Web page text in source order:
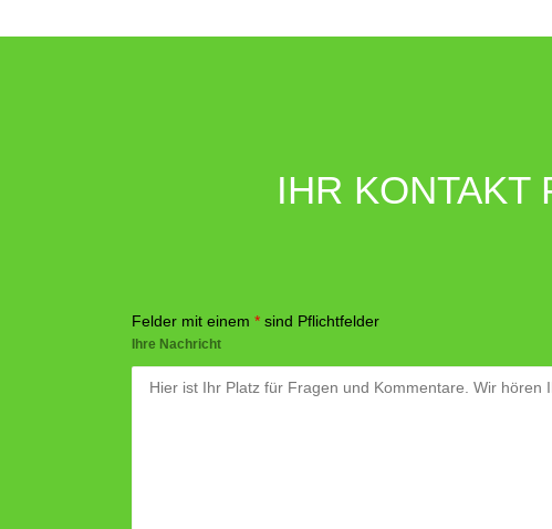
IHR KONTAKT
Felder mit einem * sind Pflichtfelder
Ihre Nachricht